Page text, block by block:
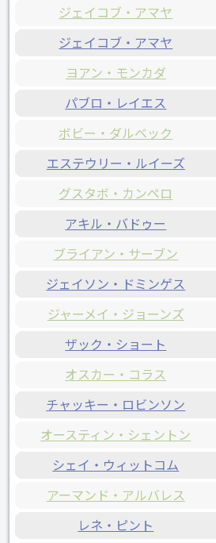
ジェイコブ・アマヤ
ジェイコブ・アマヤ
ヨアン・モンカダ
パブロ・レイエス
ボビー・ダルベック
エステウリー・ルイーズ
グスタボ・カンペロ
アキル・バドゥー
ブライアン・サーブン
ジェイソン・ドミンゲス
ジャーメイ・ジョーンズ
ザック・ショート
オスカー・コラス
チャッキー・ロビンソン
オースティン・シェントン
シェイ・ウィットコム
アーマンド・アルバレス
レネ・ピント